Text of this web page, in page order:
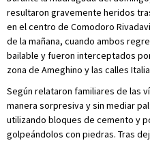
resultaron gravemente heridos
en el centro de Comodoro
de la mañana, cuando ambos
bailable y fueron interceptados
zona de Ameghino y las calles
Según relataron familiares de las
manera sorpresiva y sin mediar
utilizando bloques de cemento y
golpeándolos con piedras. Tras